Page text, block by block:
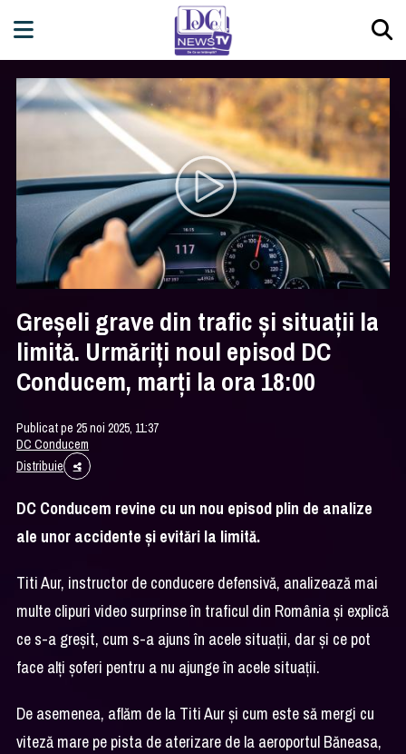
Greșeli grave din trafic și situații la
limită. Urmăriți noul episod DC
Conducem, marți la ora 18:00
Publicat pe 25 noi 2025, 11:37
DC Conducem
Distribuie
DC Conducem revine cu un nou episod plin de analize
ale unor accidente şi evitări la limită.
Titi Aur, instructor de conducere defensivă, analizează mai
multe clipuri video surprinse în traficul din România şi explică
ce s-a greşit, cum s-a ajuns în acele situaţii, dar şi ce pot
face alţi şoferi pentru a nu ajunge în acele situaţii.
De asemenea, aflăm de la Titi Aur şi cum este să mergi cu
viteză mare pe pista de aterizare de la aeroportul Băneasa,